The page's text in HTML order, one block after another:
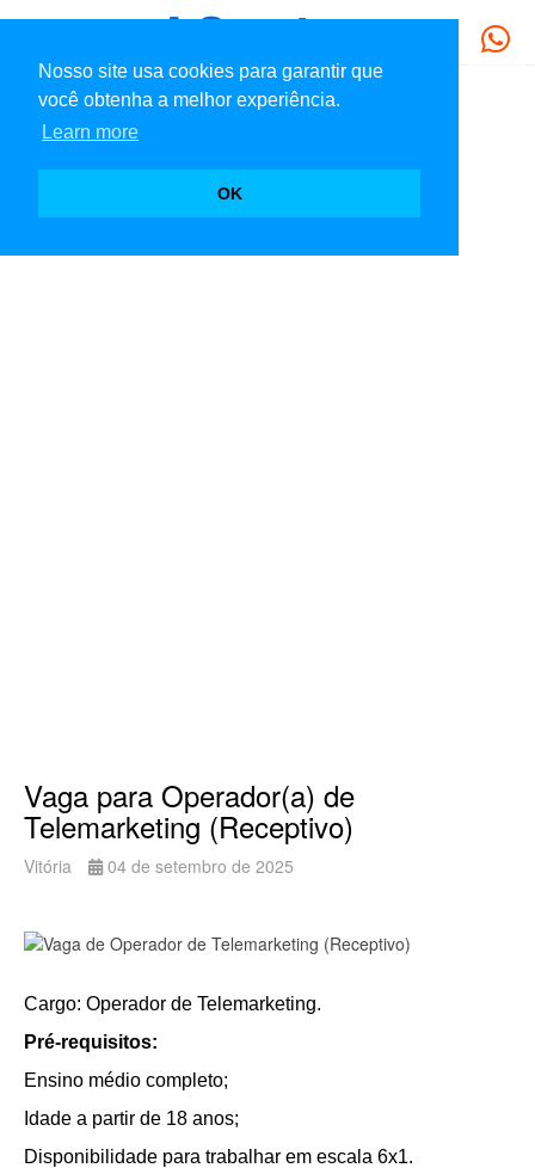
Nosso site usa cookies para garantir que
você obtenha a melhor experiência.
Learn more
OK
Vaga para Operador(a) de
Telemarketing (Receptivo)
Vitória 04 de setembro de 2025
Cargo: Operador de Telemarketing.
Pré-requisitos:
Ensino médio completo;
Idade a partir de 18 anos;
Disponibilidade para trabalhar em escala 6x1.